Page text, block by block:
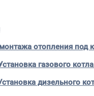
отопления под
газового
дизельного